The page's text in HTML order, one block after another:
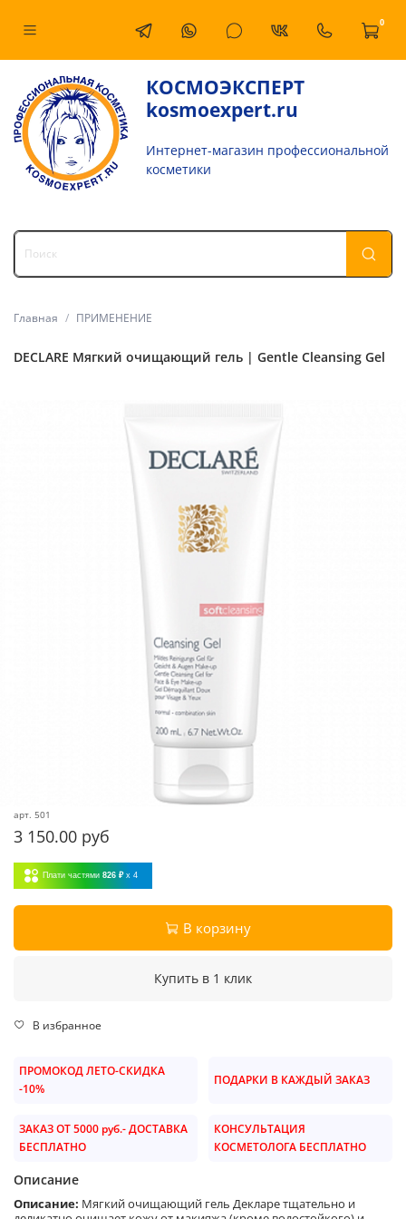
0
КОСМОЭКСПЕРТ
kosmoexpert.ru
Интернет-магазин профессиональной
косметики
Главная ПРИМЕНЕНИЕ
DECLARE Мягкий очищающий гель | Gentle Cleansing Gel
арт. 501
3 150.00 руб
Плати частями 826 ₽ x 4
В корзину
Купить в 1 клик
В избранное
ПРОМОКОД ЛЕТО-СКИДКА
-10%
ПОДАРКИ В КАЖДЫЙ ЗАКАЗ
ЗАКАЗ ОТ 5000 руб.- ДОСТАВКА
БЕСПЛАТНО
КОНСУЛЬТАЦИЯ
КОСМЕТОЛОГА БЕСПЛАТНО
Описание
Описание: Мягкий очищающий гель Декларе тщательно и